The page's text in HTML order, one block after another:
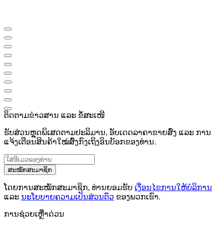
ຕິດຕາມຂ່າວສານ ແລະ ຂໍ້ສະເໜີ
ຮັບສ່ວນຫຼຸດພິເສດຕາມປະລິມານ, ອັບເດດລາຄາຂາຍສົ່ງ ແລະ ການ
ແຈ້ງເຕືອນສິນຄ້າໃໝ່ສົ່ງກົງເຖິງອິນບັອກຂອງທ່ານ.
ສະໝັກສະມາຊິກ
ໂດຍການສະໝັກສະມາຊິກ, ທ່ານຍອມຮັບ ເງື່ອນໄຂການໃຫ້ບໍລິການ
ແລະ ນະໂຍບາຍຄວາມເປັນສ່ວນຕົວ ຂອງພວກເຮົາ.
ການຊ່ວຍເຫຼືໍາດ່ວນ